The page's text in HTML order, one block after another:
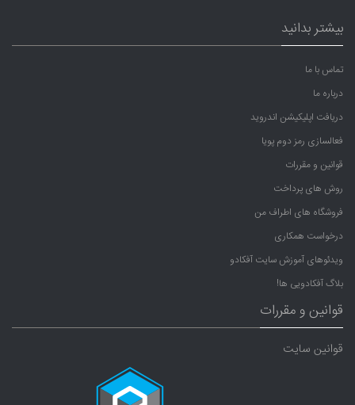
بیشتر بدانید
تماس با ما
درباره ما
دریافت اپلیکیشن اندروید
فعالسازی رمز دوم پویا
قوانین و مقررات
روش های پرداخت
فروشگاه های اطراف من
درخواست همکاری
ویدئوهای آموزش سایت آفکادو
بلاگ آفکادویی ها!
قوانین و مقررات
قوانین سایت